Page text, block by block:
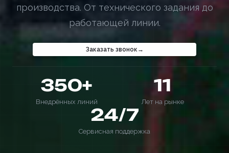
производства. От технического задания до
работающей линии.
Заказать звонок
350+
Внедрённых линий
11
Лет на рынке
24/7
Сервисная поддержка